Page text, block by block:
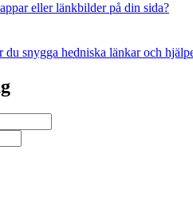
eller länkbilder på din sida?
snygga hedniska länkar och